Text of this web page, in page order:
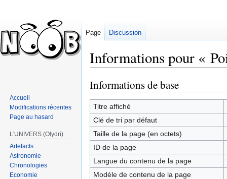
Informations pour «
Sauter
à
la
navigation
Sauter
à
la
recherche
Informations de base
Titre affiché
Clé de tri par défaut
Taille de la page (en octets)
ID de la page
Langue du contenu de la page
Modèle de contenu de la page
Page Discussion
Accueil
Modifications récentes
Page au hasard
L'UNIVERS (Olydri)
Artefacts
Astronomie
Chronologies
Economie